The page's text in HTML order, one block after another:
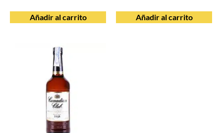
Añadir al carrito Añadir al carrito